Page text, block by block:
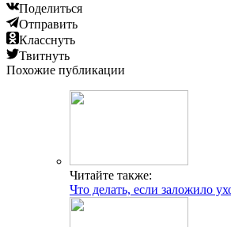
Поделиться
Отправить
Класснуть
Твитнуть
Похожие публикации
Читайте также:
Что делать, если заложило